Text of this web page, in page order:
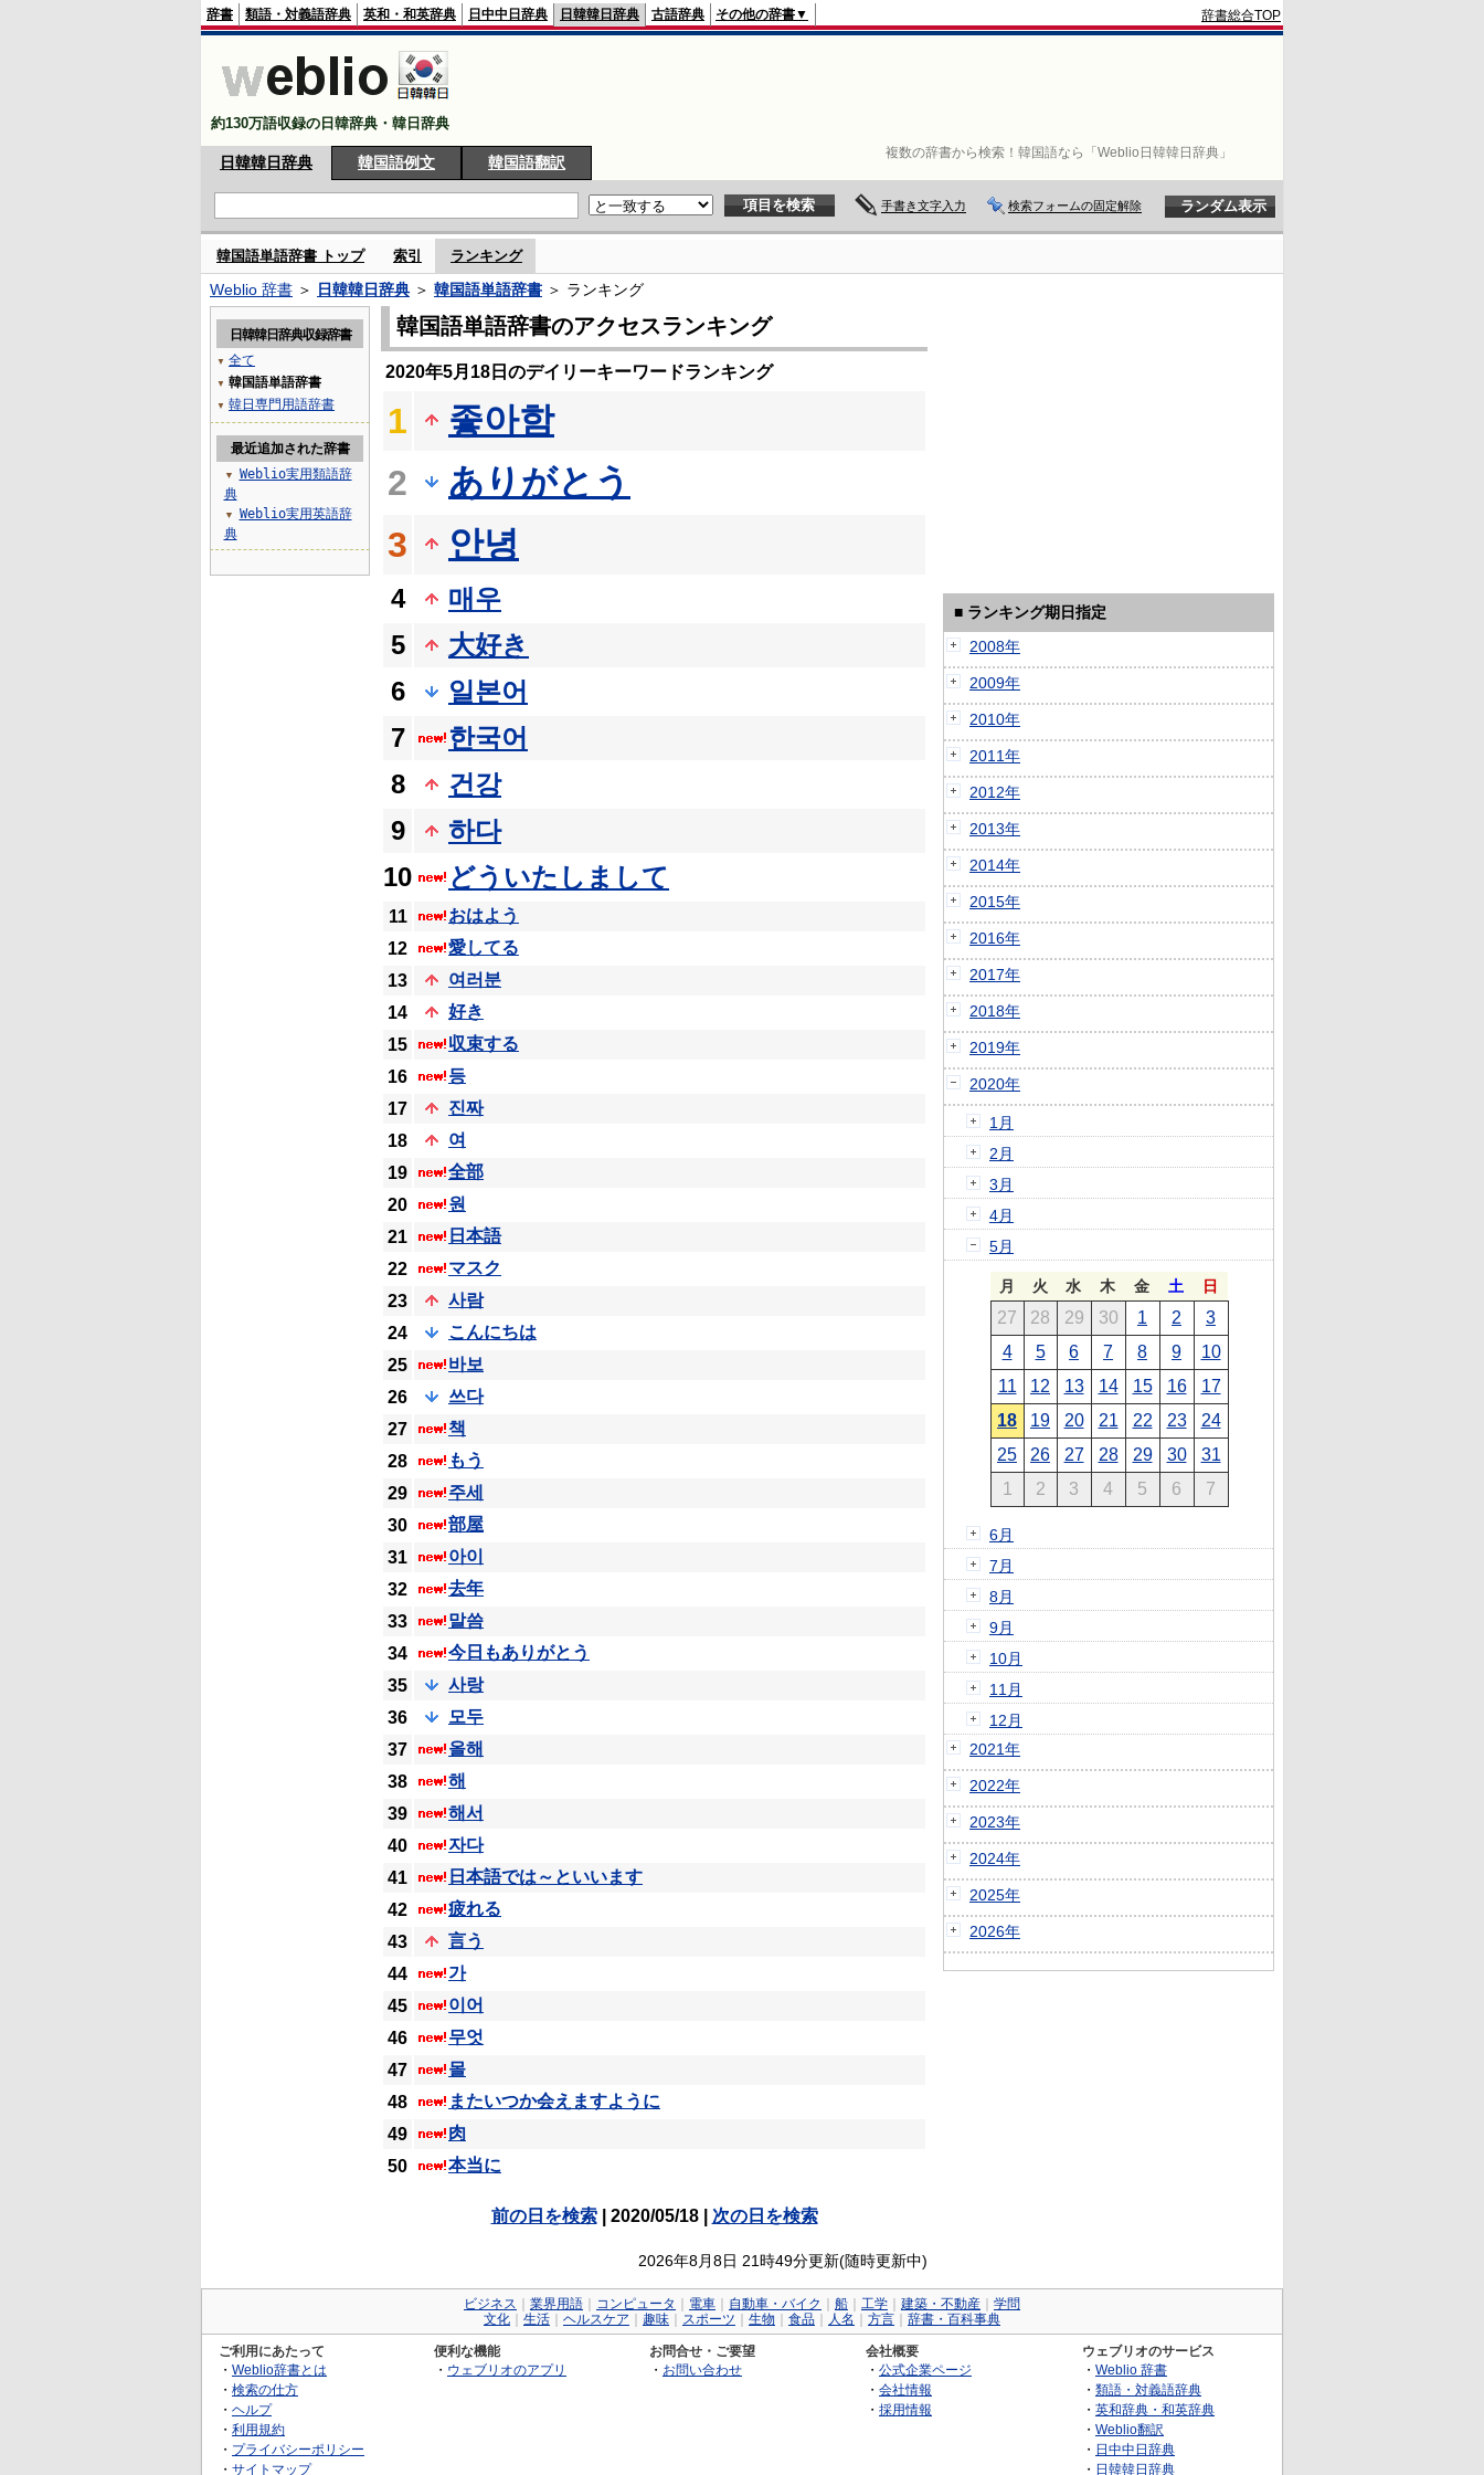
複数の辞書から検索！韓国語なら「Weblio日韓韓日辞典」
辞書 類語・対義語辞典 英和・和英辞典 日中中日辞典 日韓韓日辞典 古語辞典 その他の辞書▼ 辞書総合TOP
約130万語収録の日韓辞典・韓日辞典
日韓韓日辞典 韓国語例文 韓国語翻訳
手書き文字入力 検索フォームの固定解除
韓国語単語辞書 トップ 索引 ランキング
Weblio 辞書 ＞ 日韓韓日辞典 ＞ 韓国語単語辞書 ＞ ランキング
韓国語単語辞書のアクセスランキング
2020年5月18日のデイリーキーワードランキング
1
좋아함
2
ありがとう
3
안녕
4
매우
5
大好き
6
일본어
7
한국어
8
건강
9
하다
10
どういたしまして
11
おはよう
12
愛してる
13
여러분
14
好き
15
収束する
16
등
17
진짜
18
여
19
全部
20
원
21
日本語
22
マスク
23
사람
24
こんにちは
25
바보
26
쓰다
27
책
28
もう
29
주세
30
部屋
31
아이
32
去年
33
말씀
34
今日もありがとう
35
사랑
36
모두
37
올해
38
해
39
해서
40
자다
41
日本語では～といいます
42
疲れる
43
言う
44
가
45
이어
46
무엇
47
몰
48
またいつか会えますように
49
肉
50
本当に
前の日を検索| 2020/05/18 | 次の日を検索
2026年8月8日 21時49分更新(随時更新中)
日韓韓日辞典収録辞書
▼ 全て
▼ 韓国語単語辞書
▼ 韓日専門用語辞書
最近追加された辞書
▼
Weblio実用類語辞
典
▼
Weblio実用英語辞
典
■ ランキング期日指定
2008年
2009年
2010年
2011年
2012年
2013年
2014年
2015年
2016年
2017年
2018年
2019年
2020年
1月
2月
3月
4月
5月
月 火 水 木 金 土 日
27 28 29 30 1 2
3
4
5 6 7 8 9
10
11
12 13 14 15 16
17
18
19 20 21 22 23
24
25
26 27 28 29 30
31
1
2 3 4 5 6 7
6月
7月
8月
9月
10月
11月
12月
2021年
2022年
2023年
2024年
2025年
2026年
ビジネス 業界用語 コンピュータ 電車 自動車・バイク 船 工学 建築・不動産
学問
文化
生活 ヘルスケア 趣味 スポーツ 生物 食品 人名 方言 辞書・百科事典
ご利用にあたって
・ Weblio辞書とは
・ 検索の仕方
・ ヘルプ
・ 利用規約
・ プライバシーポリシー
・ サイトマップ
便利な機能
・ ウェブリオのアプリ
お問合せ・ご要望
・ お問い合わせ
会社概要
・ 公式企業ページ
・ 会社情報
・ 採用情報
ウェブリオのサービス
・ Weblio 辞書
・ 類語・対義語辞典
・ 英和辞典・和英辞典
・ Weblio翻訳
・ 日中中日辞典
・ 日韓韓日辞典